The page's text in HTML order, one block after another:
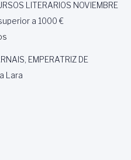
LITERARIOS NOVIEMBRE
a 1000 €
EMPERATRIZ DE
Lara